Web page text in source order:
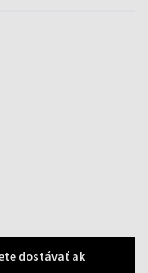
dostávať ak